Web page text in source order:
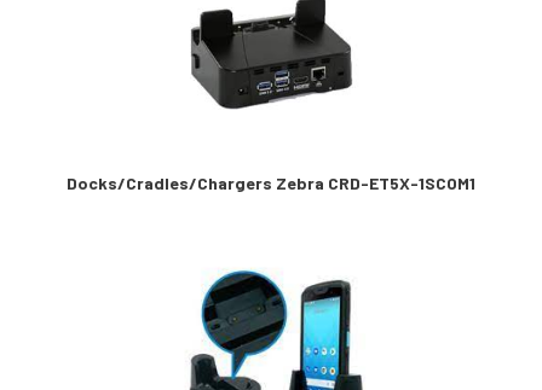
Docks/Cradles/Chargers Zebra CRD-ET5X-1SCOM1